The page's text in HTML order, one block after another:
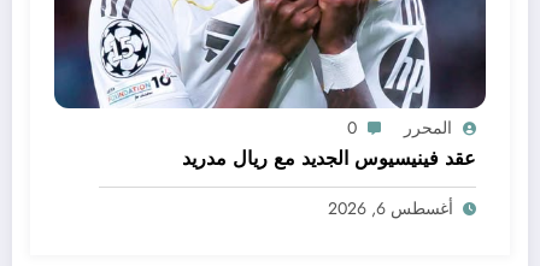
المحرر 0
عقد فينيسيوس الجديد مع ريال مدريد
أغسطس 6, 2026